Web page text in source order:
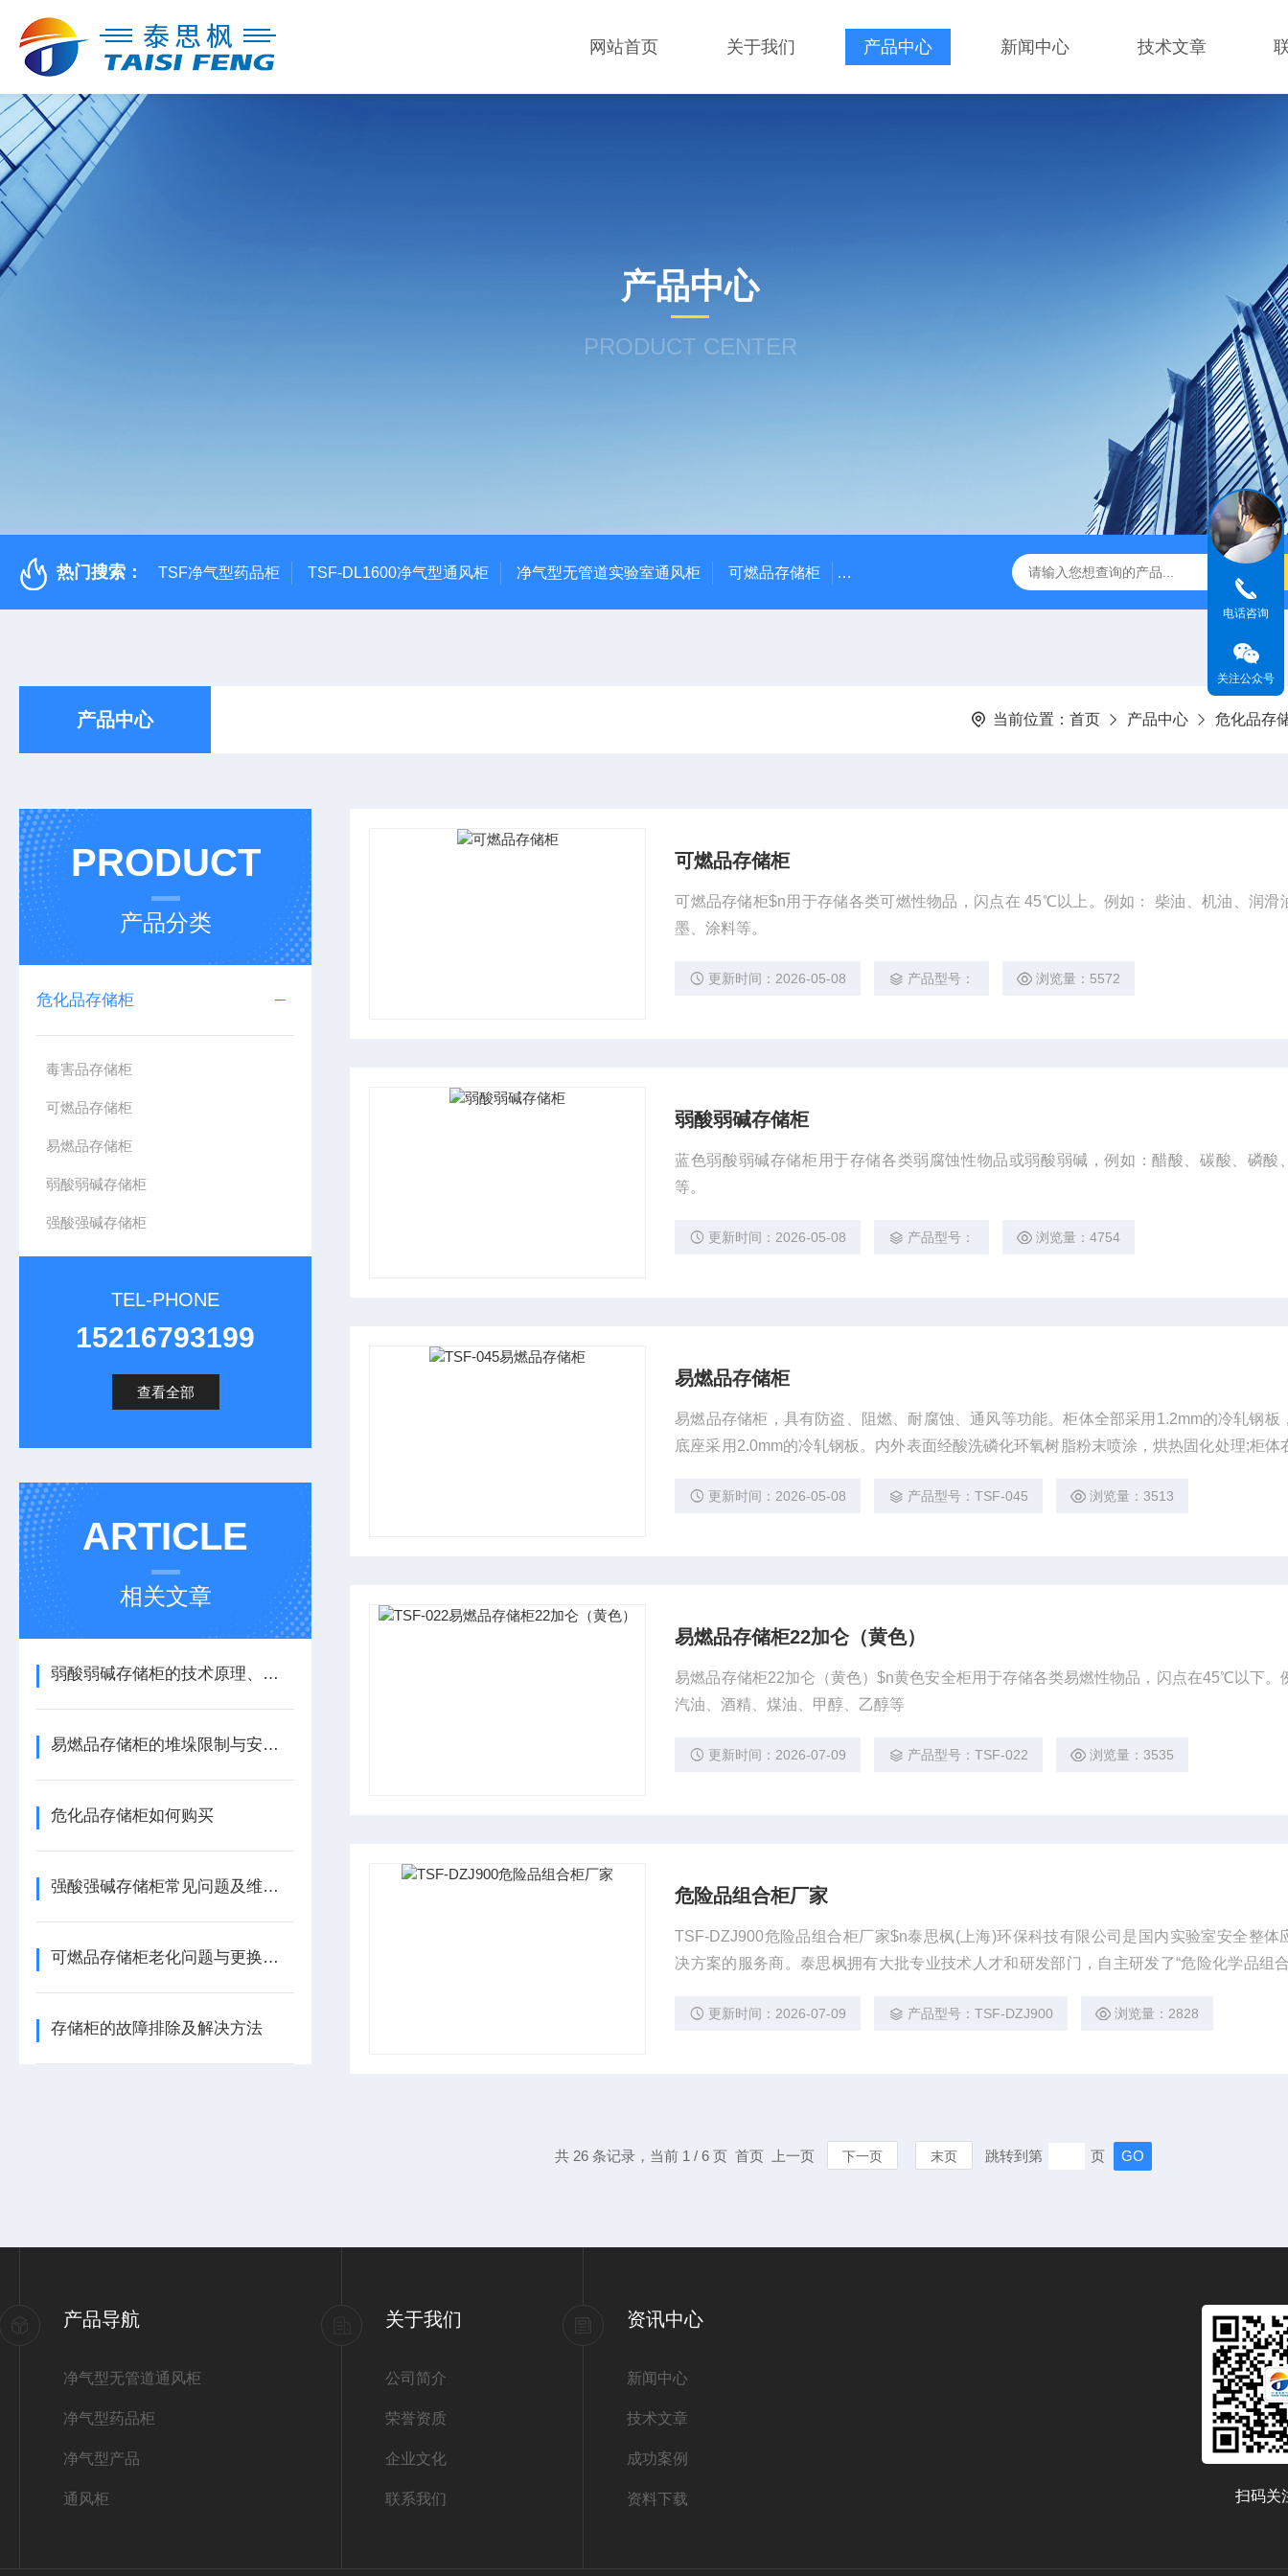
网站首页 关于我们 产品中心 新闻中心 技术文章
产品中心
PRODUCT CENTER
热门搜索： TSF净气型药品柜 TSF-DL1600净气型通风柜 净气型无管道实验室通风柜 可燃品存储柜 TSF-DS800净气型通风柜 TSF-DS800FW净气型通风柜（全
产品中心 当前位置： 首页 产品中心 危化品存
PRODUCT
产品分类
危化品存储柜
毒害品存储柜
可燃品存储柜
易燃品存储柜
弱酸弱碱存储柜
强酸强碱存储柜
TEL-PHONE
15216793199
查看全部
ARTICLE
相关文章
弱酸弱碱存储柜的技术原理、材料选择与安全设计要点
易燃品存储柜的堆垛限制与安全距离规范
危化品存储柜如何购买
强酸强碱存储柜常见问题及维护应对策略
可燃品存储柜老化问题与更换策略
存储柜的故障排除及解决方法
可燃品存储柜
可燃品存储柜$n用于存储各类可燃性物品，闪点在 45℃以上。例如： 柴油、机油、润滑油、油
墨、涂料等。
更新时间：2026-05-08 产品型号： 浏览量：5572
弱酸弱碱存储柜
蓝色弱酸弱碱存储柜用于存储各类弱腐蚀性物品或弱酸弱碱，例如：醋酸、碳酸、磷酸
等。
更新时间：2026-05-08 产品型号： 浏览量：4754
易燃品存储柜
易燃品存储柜，具有防盗、阻燃、耐腐蚀、通风等功能。柜体全部采用1.2mm的冷轧钢板
底座采用2.0mm的冷轧钢板。内外表面经酸洗磷化环氧树脂粉末喷涂，烘热固化处理;柜体
更新时间：2026-05-08 产品型号：TSF-045 浏览量：3513
易燃品存储柜22加仑（黄色）
易燃品存储柜22加仑（黄色）$n黄色安全柜用于存储各类易燃性物品，闪点在45℃以下。
汽油、酒精、煤油、甲醇、乙醇等
更新时间：2026-07-09 产品型号：TSF-022 浏览量：3535
危险品组合柜厂家
TSF-DZJ900危险品组合柜厂家$n泰思枫(上海)环保科技有限公司是国内实验室安全整体
决方案的服务商。泰思枫拥有大批专业技术人才和研发部门，自主研发了“危险化学品组
健康安全管理体系认证，欧盟CE等相关认证。
更新时间：2026-07-09 产品型号：TSF-DZJ900 浏览量：2828
共 26 条记录，当前 1 / 6 页 首页 上一页 下一页 末页 跳转到第 页
产品导航
净气型无管道通风柜
净气型药品柜
净气型产品
通风柜
关于我们
公司简介
荣誉资质
企业文化
联系我们
资讯中心
新闻中心
技术文章
成功案例
资料下载 扫码关
电话咨询
关注公众号